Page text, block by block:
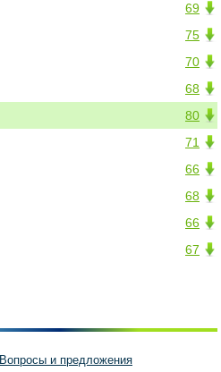
69
75
70
68
80
71
66
68
66
67
Вопросы и предложения